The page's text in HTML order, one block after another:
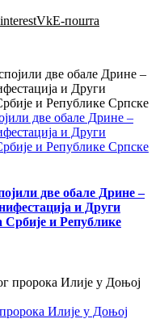
VkЕ-пошта
две обале Дрине –
и Други
и Републике Српске
две обале Дрине –
и Други
и Републике
Илије у Доњој